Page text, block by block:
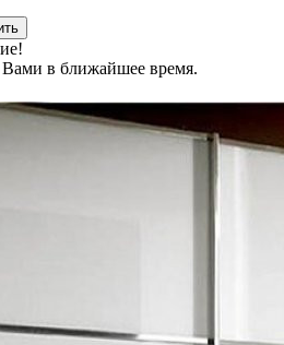
в ближайшее время.